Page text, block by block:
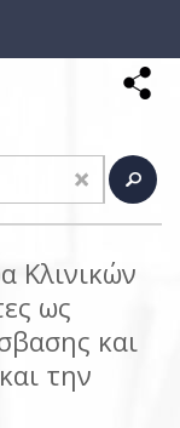
Κλινικών
ως
και
την